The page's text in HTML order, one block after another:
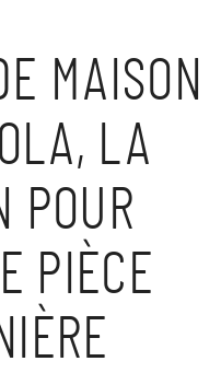
MAISON
LA
POUR
PIÈCE